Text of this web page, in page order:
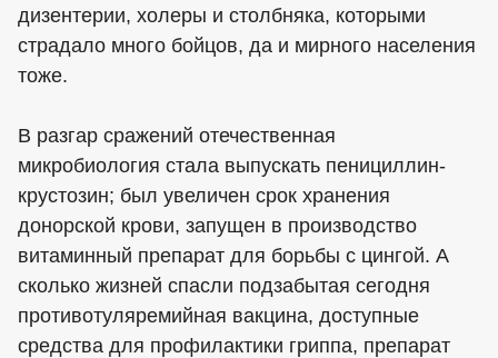
дизентерии, холеры и столбняка, которыми
страдало много бойцов, да и мирного населения
тоже.
В разгар сражений отечественная
микробиология стала выпускать пенициллин-
крустозин; был увеличен срок хранения
донорской крови, запущен в производство
витаминный препарат для борьбы с цингой. А
сколько жизней спасли подзабытая сегодня
противотуляремийная вакцина, доступные
средства для профилактики гриппа, препарат